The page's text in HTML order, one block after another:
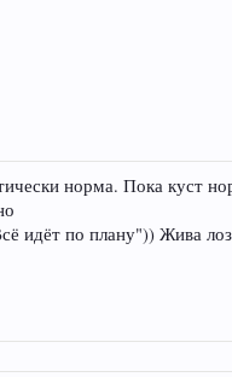
норма. Пока куст
идёт по плану")) Жива